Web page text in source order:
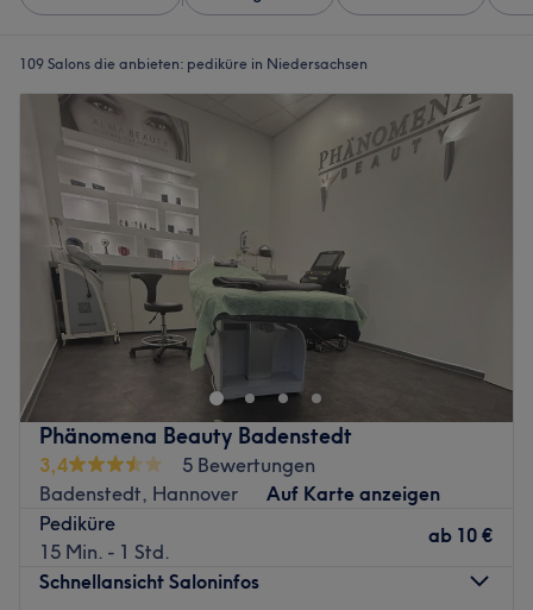
109 Salons die anbieten: pediküre in Niedersachsen
Phänomena Beauty Badenstedt
3,4
5 Bewertungen
Badenstedt, Hannover
Auf Karte anzeigen
Pediküre
15 Min. - 1 Std.
ab 10 €
Schnellansicht Saloninfos